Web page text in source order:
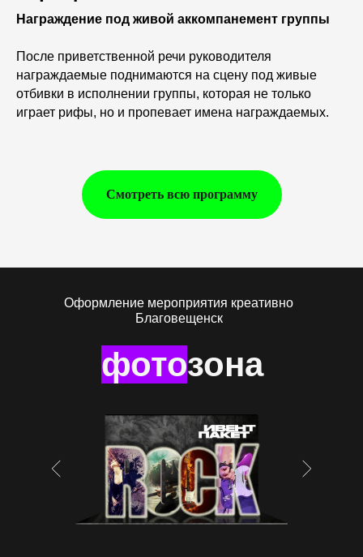
Награждение под живой аккомпанемент группы
После приветственной речи руководителя
награждаемые поднимаются на сцену под живые
отбивки в исполнении группы, которая не только
играет рифы, но и пропевает имена награждаемых.
Смотреть всю программу
фотозона
Оформление мероприятия креативно
Благовещенск